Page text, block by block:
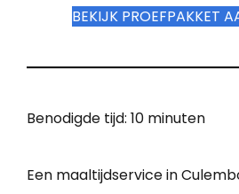
BEKIJK PROEFPAKKET
Benodigde tijd: 10 minuten
Een maaltijdservice in